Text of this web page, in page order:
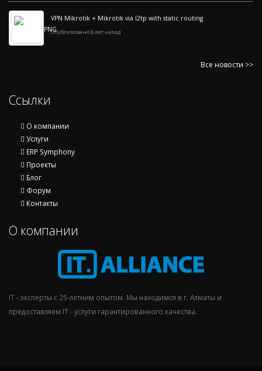
VPN Mikrotik + Mikrotik via l2tp with static routing
Опубликовано 6 лет назад
Все новости >>
Ссылки
О компании
Услуги
ERP Symphony
Проекты
Блог
Форум
Контакты
О компании
IT - эксперты с 25-летним опытом. Мы находимся в г. Алматы и
предоставляем IT - услуги гарантированного качества.